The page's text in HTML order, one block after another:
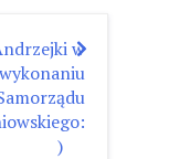
w
wykonaniu
)